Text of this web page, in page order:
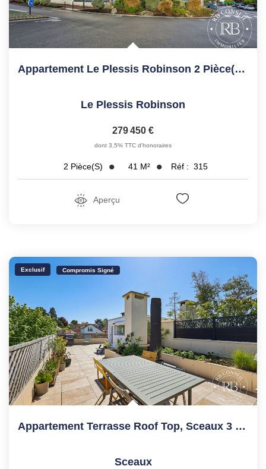
Appartement Le Plessis Robinson 2 Pièce(s) 40.71 M2
Le Plessis Robinson
279 450 €
dont 3,5% TTC d'honoraires
2 Pièce(s) 41 M² Réf : 315
Aperçu
Exclusif Compromis Signé
Appartement Terrasse Roof Top, Sceaux 3 Pièce(s) 67.10 M2
Sceaux